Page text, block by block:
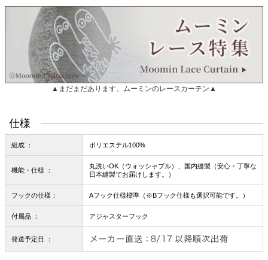
▲まだまだあります。ムーミンのレースカーテン▲
仕様
組成 ： ポリエステル100%
機能・仕様 ：
丸洗いOK（ウォッシャブル）、国内縫製（安心・丁寧な
日本縫製でお届けします。）
フックの仕様： Aフック仕様標準（※Bフック仕様も選択可能です。）
付属品 ： アジャスターフック
発送予定日 ：